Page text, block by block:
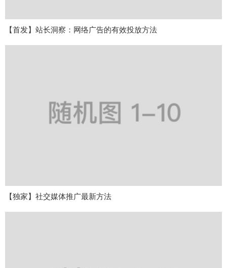
【首发】站长洞察：网络广告的有效投放方法
【独家】社交媒体推广最新方法